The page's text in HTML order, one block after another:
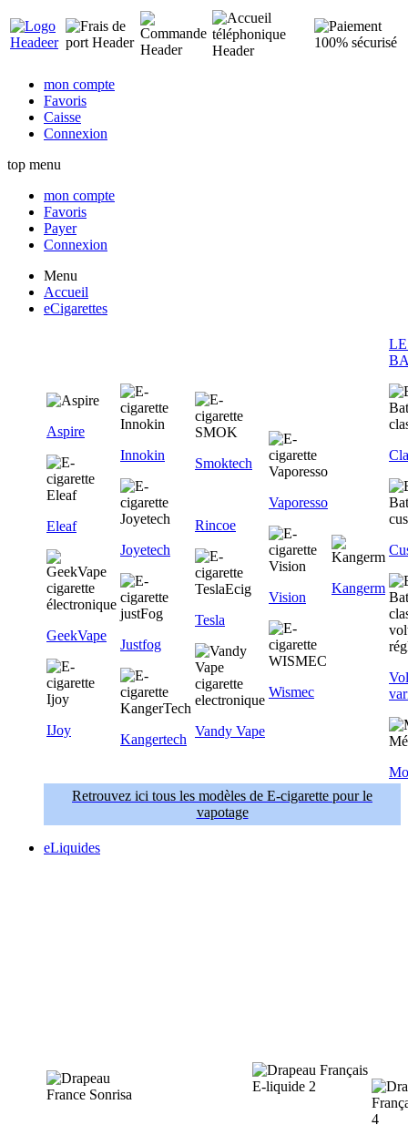
mon compte
Favoris
Caisse
Connexion
top menu
mon compte
Favoris
Payer
Connexion
Menu
Accueil
eCigarettes
Aspire
Eleaf
GeekVape
IJoy
Innokin
Joyetech
Justfog
Kangertech
Smoktech
Rincoe
Tesla
Vandy Vape
Vaporesso
Vision
Wismec
Kangerm
Retrouvez ici tous les modèles de E-cigarette pour le
vapotage
eLiquides